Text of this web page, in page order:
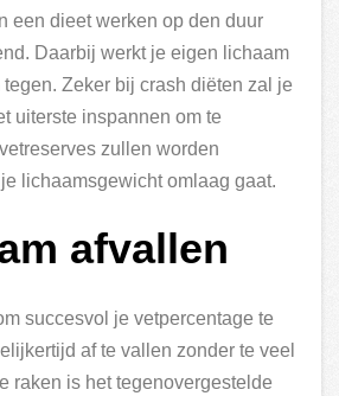
een dieet werken op den duur
Daarbij werkt je eigen lichaam
Zeker bij crash diëten zal je
uiterste inspannen om te
zullen worden
lichaamsgewicht omlaag gaat.
afvallen
succesvol je vetpercentage te
af te vallen zonder te veel
raken is het tegenovergestelde